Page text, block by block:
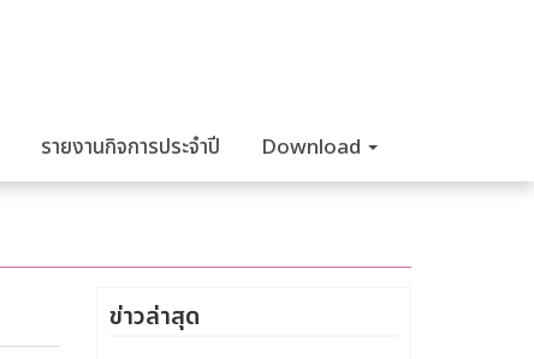
รายงานกิจการประจำปี Download
ข่าวล่าสุด